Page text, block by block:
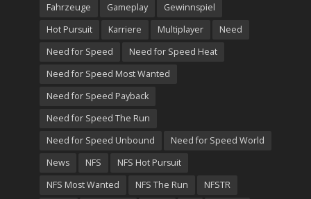
Fahrzeuge
Gameplay
Gewinnspiel
Hot Pursuit
Karriere Multiplayer
Need
Need for Speed
Need for Speed Heat
Need for Speed Most Wanted
Need for Speed Payback
Need for Speed The Run
Need for Speed Unbound
Need for Speed World
News
NFS
NFS Hot Pursuit
NFS Most Wanted
NFS The Run
NFSTR